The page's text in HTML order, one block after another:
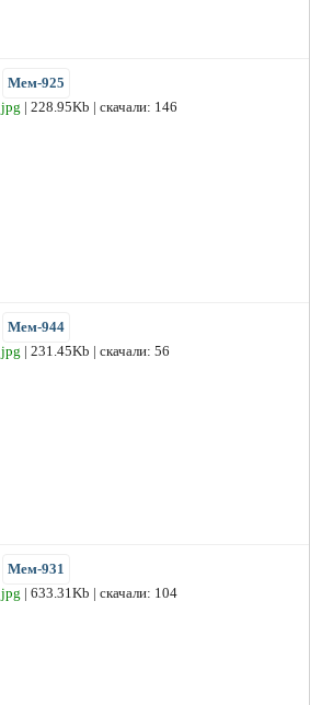
Мем-925
jpg | 228.95Kb | скачали: 146
Мем-944
jpg | 231.45Kb | скачали: 56
Мем-931
jpg | 633.31Kb | скачали: 104